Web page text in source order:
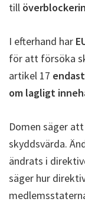
till
I efterhand har
för att försöka
artikel 17
om lagligt
Domen säger
skyddsvärda.
ändrats i
säger hur